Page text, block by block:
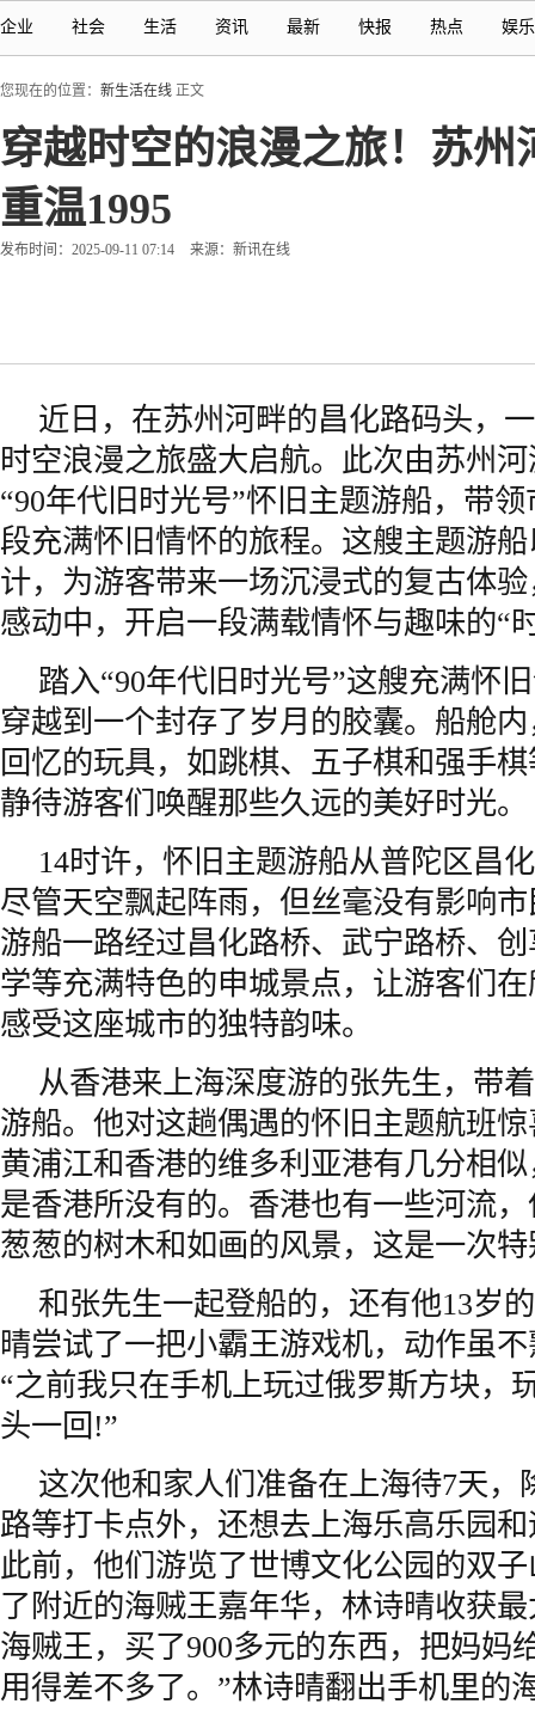
企业 社会 生活 资讯 最新 快报 热点 娱乐
您现在的位置： 新生活在线 正文
穿越时空的浪漫之旅！苏州
重温1995
发布时间：2025-09-11 07:14 来源：新讯在线
近日，在苏州河畔的昌化路码头，
时空浪漫之旅盛大启航。此次由苏州
“90年代旧时光号”怀旧主题游船，带
段充满怀旧情怀的旅程。这艘主题游
计，为游客带来一场沉浸式的复古体
感动中，开启一段满载情怀与趣味的“
踏入“90年代旧时光号”这艘充满怀
穿越到一个封存了岁月的胶囊。船舱
回忆的玩具，如跳棋、五子棋和强手
静待游客们唤醒那些久远的美好时光。
14时许，怀旧主题游船从普陀区昌
尽管天空飘起阵雨，但丝毫没有影响
游船一路经过昌化路桥、武宁路桥、
学等充满特色的申城景点，让游客们
感受这座城市的独特韵味。
从香港来上海深度游的张先生，带
游船。他对这趟偶遇的怀旧主题航班
黄浦江和香港的维多利亚港有几分相
是香港所没有的。香港也有一些河流
葱葱的树木和如画的风景，这是一次
和张先生一起登船的，还有他13岁
晴尝试了一把小霸王游戏机，动作虽
“之前我只在手机上玩过俄罗斯方块，
头一回!”
这次他和家人们准备在上海待7天，
路等打卡点外，还想去上海乐高乐园
此前，他们游览了世博文化公园的双
了附近的海贼王嘉年华，林诗晴收获
海贼王，买了900多元的东西，把妈妈
用得差不多了。”林诗晴翻出手机里的